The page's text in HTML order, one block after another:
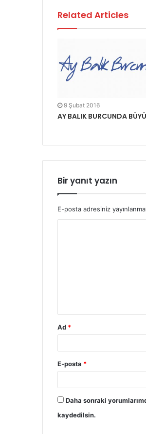
Related Articles
9 Şubat 2016
AY BALIK BURCUNDA
Bir yanıt yazın
E-posta adresiniz
Ad *
E-posta *
Daha sonraki
kaydedilsin.